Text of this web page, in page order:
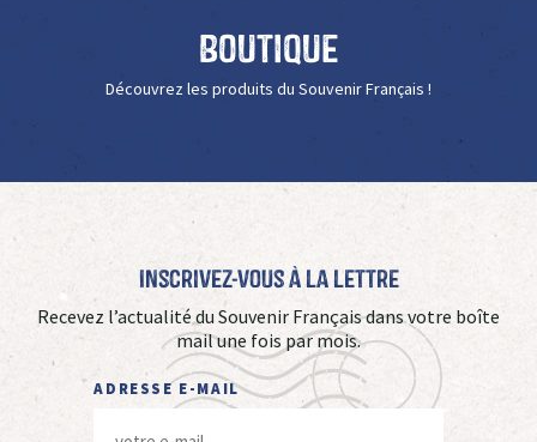
Boutique
Découvrez les produits du Souvenir Français !
Inscrivez-vous à La Lettre
Recevez l’actualité du Souvenir Français dans votre boîte
mail une fois par mois.
ADRESSE E-MAIL